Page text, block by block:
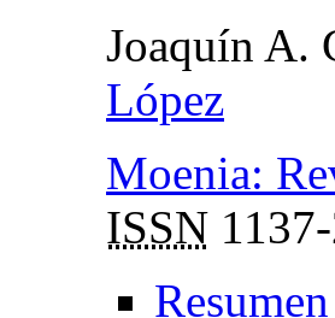
Joaquín A.
López
Moenia:
ISSN
Resumen